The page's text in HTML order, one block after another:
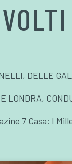
DELLE
LONDRA,
7 Casa: I